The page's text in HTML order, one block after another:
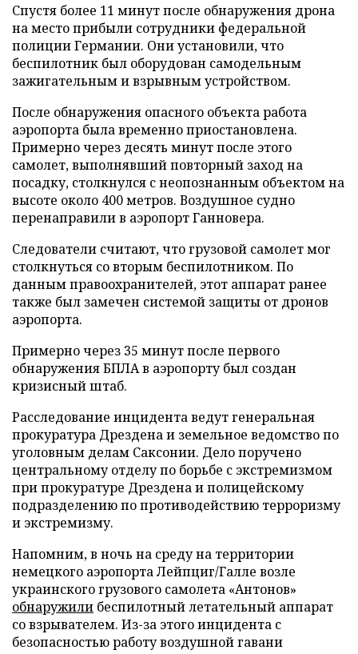
Спустя более 11 минут после обнаружения дрона
на место прибыли сотрудники федеральной
полиции Германии. Они установили, что
беспилотник был оборудован самодельным
зажигательным и взрывным устройством.
После обнаружения опасного объекта работа
аэропорта была временно приостановлена.
Примерно через десять минут после этого
самолет, выполнявший повторный заход на
посадку, столкнулся с неопознанным объектом на
высоте около 400 метров. Воздушное судно
перенаправили в аэропорт Ганновера.
Следователи считают, что грузовой самолет мог
столкнуться со вторым беспилотником. По
данным правоохранителей, этот аппарат ранее
также был замечен системой защиты от дронов
аэропорта.
Примерно через 35 минут после первого
обнаружения БПЛА в аэропорту был создан
кризисный штаб.
Расследование инцидента ведут генеральная
прокуратура Дрездена и земельное ведомство по
уголовным делам Саксонии. Дело поручено
центральному отделу по борьбе с экстремизмом
при прокуратуре Дрездена и полицейскому
подразделению по противодействию терроризму
и экстремизму.
Напомним, в ночь на среду на территории
немецкого аэропорта Лейпциг/Галле возле
украинского грузового самолета «Антонов»
обнаружили беспилотный летательный аппарат
со взрывателем. Из-за этого инцидента с
безопасностью работу воздушной гавани